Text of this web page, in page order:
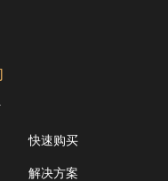
快速购买
解决方案